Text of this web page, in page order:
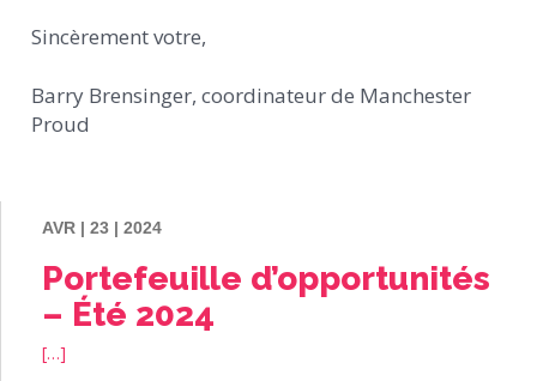
Sincèrement votre,
Barry Brensinger, coordinateur de Manchester
Proud
AVR | 23 | 2024
Portefeuille d’opportunités
– Été 2024
[…]